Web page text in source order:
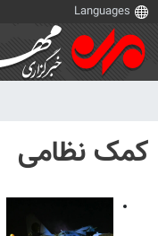
کمک نظامی